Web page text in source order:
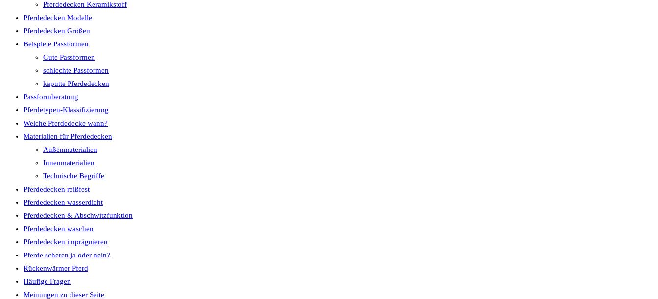
Pferdedecken Keramikstoff
Pferdedecken Modelle
Pferdedecken Größen
Beispiele Passformen
Gute Passformen
schlechte Passformen
kaputte Pferdedecken
Passformberatung
Pferdetypen-Klassifizierung
Welche Pferdedecke wann?
Materialien für Pferdedecken
Außenmaterialien
Innenmaterialien
Technische Begriffe
Pferdedecken reißfest
Pferdedecken wasserdicht
Pferdedecken & Abschwitzfunktion
Pferdedecken waschen
Pferdedecken imprägnieren
Pferde scheren ja oder nein?
Rückenwärmer Pferd
Häufige Fragen
Meinungen zu dieser Seite